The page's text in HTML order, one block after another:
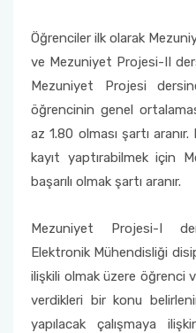
Öğrenciler ilk olarak
ve Mezuniyet Projesi-II
Mezuniyet Projesi
öğrencinin genel
az 1.80 olması şartı
kayıt yaptırabilmek için
başarılı olmak şartı aranır.
Mezuniyet Projesi-I
Elektronik Mühendisliği
ilişkili olmak üzere öğrenci
verdikleri bir konu
yapılacak çalışmaya